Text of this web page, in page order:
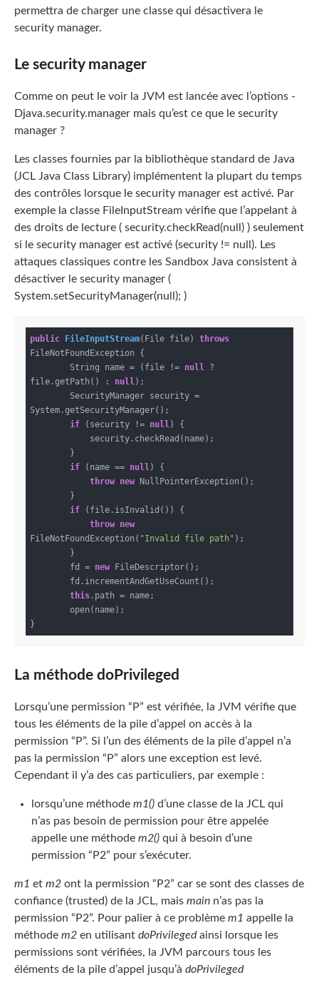
permettra de charger une classe qui désactivera le
security manager.
Le security manager
Comme on peut le voir la JVM est lancée avec l’options -
Djava.security.manager mais qu’est ce que le security
manager ?
Les classes fournies par la bibliothèque standard de Java
(JCL Java Class Library) implémentent la plupart du temps
des contrôles lorsque le security manager est activé. Par
exemple la classe FileInputStream vérifie que l’appelant à
des droits de lecture ( security.checkRead(null) ) seulement
si le security manager est activé (security != null). Les
attaques classiques contre les Sandbox Java consistent à
désactiver le security manager (
System.setSecurityManager(null); )
public FileInputStream(File file)
throws
FileNotFoundException {
    	String name = (file !=
null ?
file.getPath() : null);
System.getSecurityManager();
if (security != null) {
if (name == null) {
throw new NullPointerException();
if (file.isInvalid()) {
throw new
FileNotFoundException( "Invalid file path" );
    	fd =
new FileDescriptor();
this .path = name;
La méthode doPrivileged
Lorsqu’une permission “P” est vérifiée, la JVM vérifie que
tous les éléments de la pile d’appel on accès à la
permission “P”. Si l’un des éléments de la pile d’appel n’a
pas la permission “P” alors une exception est levé.
Cependant il y’a des cas particuliers, par exemple :
lorsqu’une méthode m1() d’une classe de la JCL qui
n’as pas besoin de permission pour être appelée
appelle une méthode m2() qui à besoin d’une
permission “P2” pour s’exécuter.
m1 et m2 ont la permission “P2” car se sont des classes de
confiance (trusted) de la JCL, mais main n’as pas la
permission “P2”. Pour palier à ce problème m1 appelle la
méthode m2 en utilisant doPrivilegedainsi lorsque les
permissions sont vérifiées, la JVM parcours tous les
éléments de la pile d’appel jusqu’à doPrivileged